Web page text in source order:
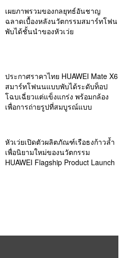
เผยภาพรวมของกลยุทธ์อันชาญ
ฉลาดเบื้องหลังนวัตกรรมสมาร์ทโฟน
พับได้ชั้นนำของหัวเว่ย
ประกาศราคาไทย HUAWEI Mate X6
สมาร์ทโฟนนแบบพับได้ระดับท็อป
โฉบเฉี่ยวแต่แข็งแกร่ง พร้อมกล้อง
เพื่อการถ่ายรูปที่สมบูรณ์แบบ
หัวเว่ยเปิดตัวผลิตภัณฑ์เรือธงก้าวล้ำ
เพื่อนิยามใหม่ของนวัตกรรม
HUAWEI Flagship Product Launch